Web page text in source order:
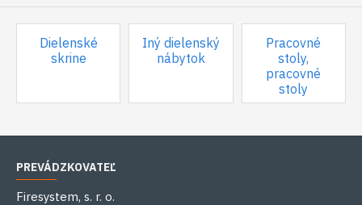
Dielenské
skrine
Iný dielenský
nábytok
Pracovné
stoly,
pracovné
stoly
PREVÁDZKOVATEĽ
Firesystem, s. r. o.